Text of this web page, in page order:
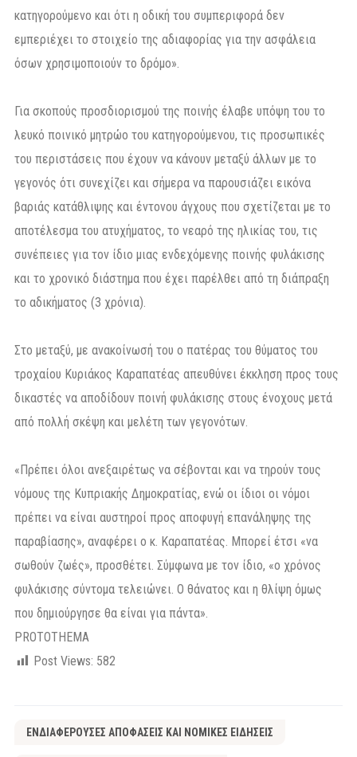
κατηγορούμενο και ότι η οδική του συμπεριφορά δεν
εμπεριέχει το στοιχείο της αδιαφορίας για την ασφάλεια
όσων χρησιμοποιούν το δρόμο».
Για σκοπούς προσδιορισμού της ποινής έλαβε υπόψη του το
λευκό ποινικό μητρώο του κατηγορούμενου, τις προσωπικές
του περιστάσεις που έχουν να κάνουν μεταξύ άλλων με το
γεγονός ότι συνεχίζει και σήμερα να παρουσιάζει εικόνα
βαριάς κατάθλιψης και έντονου άγχους που σχετίζεται με το
αποτέλεσμα του ατυχήματος, το νεαρό της ηλικίας του, τις
συνέπειες για τον ίδιο μιας ενδεχόμενης ποινής φυλάκισης
και το χρονικό διάστημα που έχει παρέλθει από τη διάπραξη
το αδικήματος (3 χρόνια).
Στο μεταξύ, με ανακοίνωσή του ο πατέρας του θύματος του
τροχαίου Κυριάκος Καραπατέας απευθύνει έκκληση προς τους
δικαστές να αποδίδουν ποινή φυλάκισης στους ένοχους μετά
από πολλή σκέψη και μελέτη των γεγονότων.
«Πρέπει όλοι ανεξαιρέτως να σέβονται και να τηρούν τους
νόμους της Κυπριακής Δημοκρατίας, ενώ οι ίδιοι οι νόμοι
πρέπει να είναι αυστηροί προς αποφυγή επανάληψης της
παραβίασης», αναφέρει ο κ. Καραπατέας. Μπορεί έτσι «να
σωθούν ζωές», προσθέτει. Σύμφωνα με τον ίδιο, «ο χρόνος
φυλάκισης σύντομα τελειώνει. Ο θάνατος και η θλίψη όμως
που δημιούργησε θα είναι για πάντα».
PROTOTHEMA
Post Views: 582
ΕΝΔΙΑΦΕΡΟΥΣΕΣ ΑΠΟΦΑΣΕΙΣ ΚΑΙ ΝΟΜΙΚΕΣ ΕΙΔΗΣΕΙΣ